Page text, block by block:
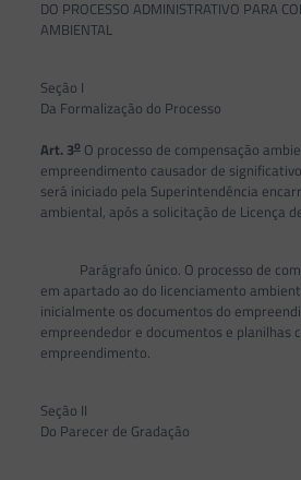
DO PROCESSO ADMINISTRATIVO PARA
AMBIENTAL
Seção I
Da Formalização do Processo
Art. 3oO processo de compensação
empreendimento causador de
será iniciado pela Superintendência
ambiental, após a solicitação de Licença
Parágrafo único. O processo de
em apartado ao do licenciamento
inicialmente os documentos do
empreendedor e documentos e planilhas
empreendimento.
Seção II
Do Parecer de Gradação